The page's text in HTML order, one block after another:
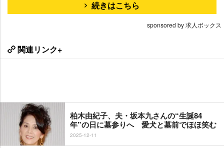
続きはこちら
sponsored by 求人ボックス
関連リンク+
柏木由紀子、夫・坂本九さんの“生誕84
年”の日に墓参りへ 愛犬と墓前でほほ笑む
2025-12-11